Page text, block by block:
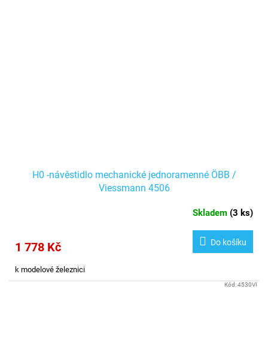
H0 -návěstidlo mechanické jednoramenné ÖBB /
Viessmann 4506
Skladem (3 ks)
1 778 Kč Do košíku
k modelové železnici
Kód:4530VI